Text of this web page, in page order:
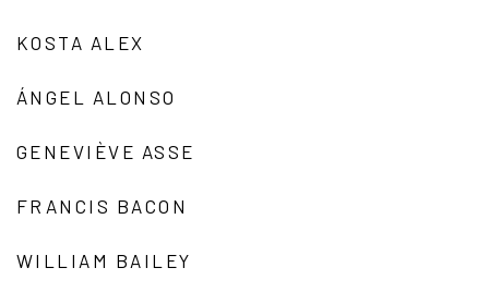
KOSTA ALEX
ÁNGEL ALONSO
GENEVIÈVE ASSE
FRANCIS BACON
WILLIAM BAILEY